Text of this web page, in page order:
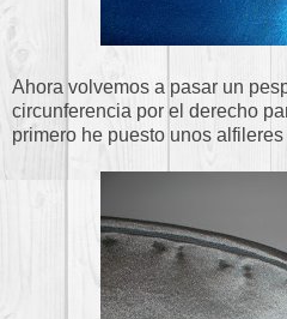
Ahora volvemos a pasar un
circunferencia por el derecho
primero he puesto unos